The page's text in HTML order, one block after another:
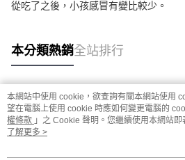
從吃了之後，小孩感冒有變比較少。
本分類熱銷全站排行
熱門標籤
本網站中使用 cookie，欲查詢有關本網站使用
望在電腦上使用 cookie 時應如何變更電腦的
權條款 」之 Cookie 聲明。您繼續使用本網站
用條款之 Cookie 聲明使用 cookie。
了解更多 >